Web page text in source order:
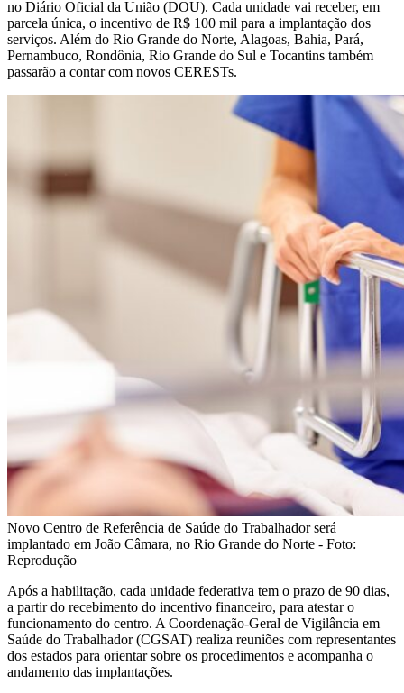
no Diário Oficial da União (DOU). Cada unidade vai receber, em
parcela única, o incentivo de R$ 100 mil para a implantação dos
serviços. Além do Rio Grande do Norte, Alagoas, Bahia, Pará,
Pernambuco, Rondônia, Rio Grande do Sul e Tocantins também
passarão a contar com novos CERESTs.
Novo Centro de Referência de Saúde do Trabalhador será
implantado em João Câmara, no Rio Grande do Norte - Foto:
Reprodução
Após a habilitação, cada unidade federativa tem o prazo de 90 dias,
a partir do recebimento do incentivo financeiro, para atestar o
funcionamento do centro. A Coordenação-Geral de Vigilância em
Saúde do Trabalhador (CGSAT) realiza reuniões com representantes
dos estados para orientar sobre os procedimentos e acompanha o
andamento das implantações.